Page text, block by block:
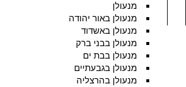
מנעולן
מנעולן באור יהודה
מנעולן באשדוד
מנעולן בבני ברק
מנעולן בבת ים
מנעולן בגבעתיים
מנעולן בהרצליה